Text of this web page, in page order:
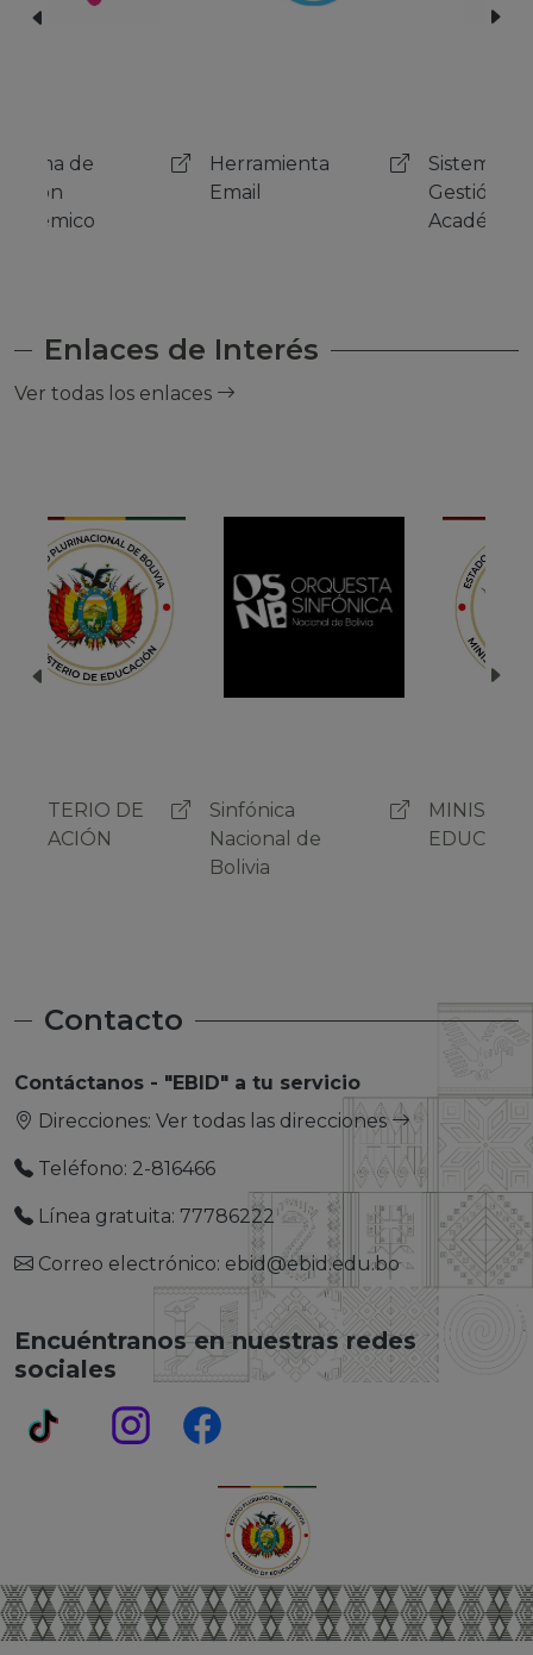
Herramienta
Email
Sistema de
Enlaces de Interés
Ver todas los enlaces
Sinfónica
Nacional de
MINISTERIO DE
EDUCACIÓN
Contacto
Contáctanos - "EBID" a tu servicio
Direcciones: Ver todas las direcciones
Teléfono: 2-816466
Línea gratuita: 77786222
Correo electrónico: ebid@ebid.edu.bo
Encuéntranos en nuestras redes
sociales